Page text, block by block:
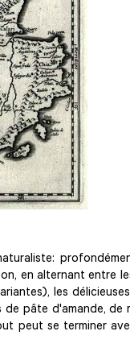
en alternant entre
les
pâte d'amande, de
peut se terminer